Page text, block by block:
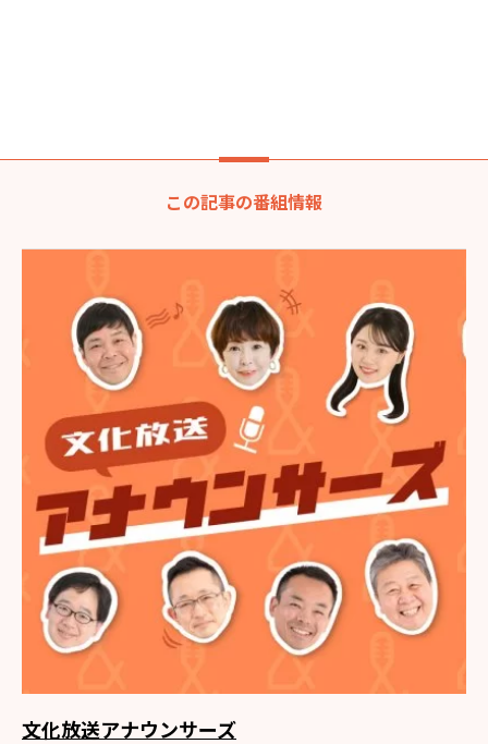
この記事の番組情報
文化放送アナウンサーズ